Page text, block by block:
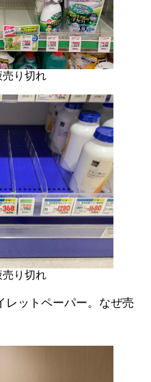
り切れ
り切れ
レットペーパー。なぜ売